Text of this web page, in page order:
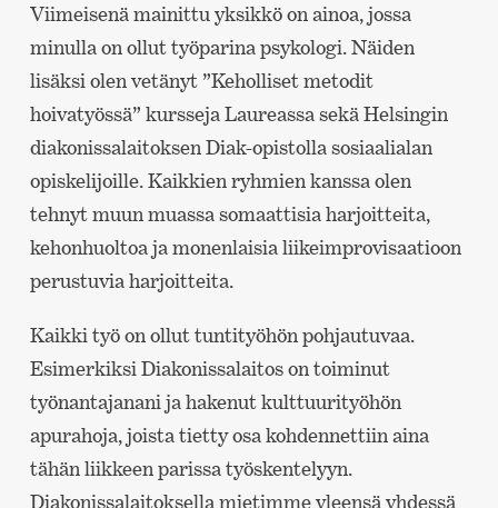
Viimeisenä mainittu yksikkö on ainoa, jossa
minulla on ollut työparina psykologi. Näiden
lisäksi olen vetänyt ”Keholliset metodit
hoivatyössä” kursseja Laureassa sekä Helsingin
diakonissalaitoksen Diak-opistolla sosiaalialan
opiskelijoille. Kaikkien ryhmien kanssa olen
tehnyt muun muassa somaattisia harjoitteita,
kehonhuoltoa ja monenlaisia liikeimprovisaatioon
perustuvia harjoitteita.
Kaikki työ on ollut tuntityöhön pohjautuvaa.
Esimerkiksi Diakonissalaitos on toiminut
työnantajanani ja hakenut kulttuurityöhön
apurahoja, joista tietty osa kohdennettiin aina
tähän liikkeen parissa työskentelyyn.
Diakonissalaitoksella mietimme yleensä yhdessä